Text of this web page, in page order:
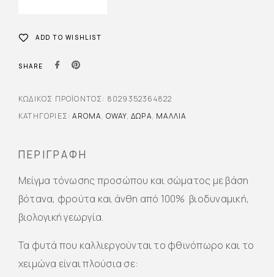
ADD TO WISHLIST
SHARE
ΠΕΡΙΓΡΑΦΉ
Μείγμα τόνωσης προσώπου και σώματος με βάση
βότανα, φρούτα και άνθη από 100% βιοδυναμική,
βιολογική γεωργία.
Τα φυτά που καλλιεργούνται το φθινόπωρο και το
χειμώνα είναι πλούσια σε:
ΚΩΔΙΚΌΣ ΠΡΟΪΌΝΤΟΣ: 8029352364822
ΚΑΤΗΓΟΡΊΕΣ:AROMA, OWAY,ΔΏΡΑ, ΜΑΛΛΙΆ